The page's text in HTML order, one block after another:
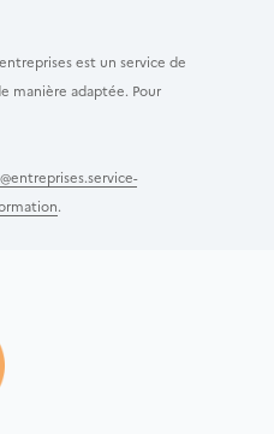
est un service de
manière adaptée. Pour
.